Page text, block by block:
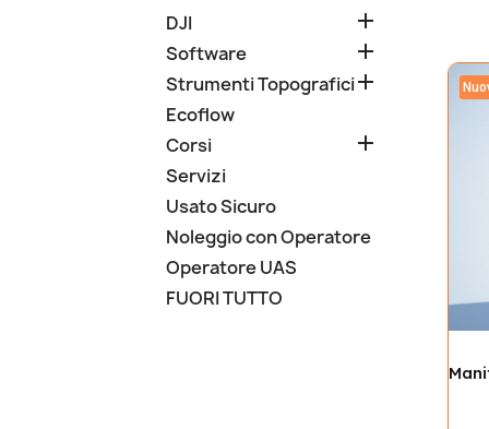
DJI 
Software 
Strumenti Topografici
Ecoflow
Corsi

Servizi
Usato Sicuro
Noleggio con Operatore
Operatore UAS
FUORI TUTTO